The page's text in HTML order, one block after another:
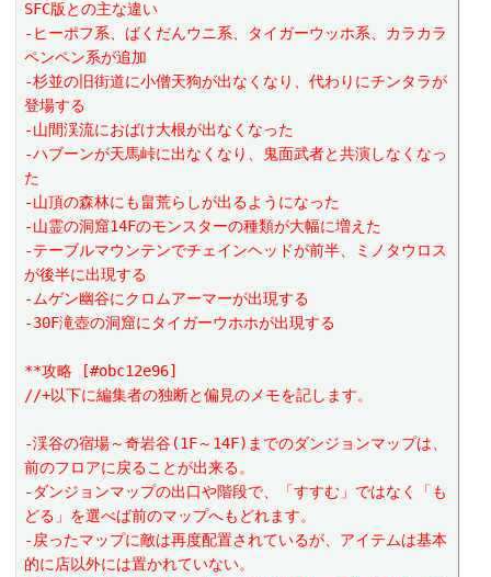
SFC版との主な違い
-ヒーポフ系、ばくだんウニ系、タイガーウッホ系、カラカラ
ペンペン系が追加
-杉並の旧街道に小僧天狗が出なくなり、代わりにチンタラが
登場する
-山間渓流におばけ大根が出なくなった
-ハブーンが天馬峠に出なくなり、鬼面武者と共演しなくなっ
た
-山頂の森林にも畠荒らしが出るようになった
-山霊の洞窟14Fのモンスターの種類が大幅に増えた
-テーブルマウンテンでチェインヘッドが前半、ミノタウロス
が後半に出現する
-ムゲン幽谷にクロムアーマーが出現する
-30F滝壺の洞窟にタイガーウホホが出現する
**攻略 [#obc12e96]
//+以下に編集者の独断と偏見のメモを記します。
-渓谷の宿場～奇岩谷(1F～14F)までのダンジョンマップは、
前のフロアに戻ることが出来る。
-ダンジョンマップの出口や階段で、「すすむ」ではなく「も
どる」を選べば前のマップへもどれます。
-戻ったマップに敵は再度配置されているが、アイテムは基本
的に店以外には置かれていない。